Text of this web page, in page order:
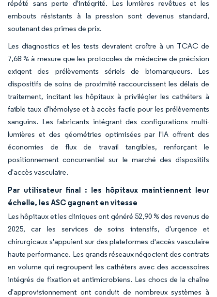
répété sans perte d'intégrité. Les lumières revêtues et les
embouts résistants à la pression sont devenus standard,
soutenant des primes de prix.
Les diagnostics et les tests devraient croître à un TCAC de
7,68 % à mesure que les protocoles de médecine de précision
exigent des prélèvements sériels de biomarqueurs. Les
dispositifs de soins de proximité raccourcissent les délais de
traitement, incitant les hôpitaux à privilégier les cathéters à
faible taux d'hémolyse et à accès facile pour les prélèvements
sanguins. Les fabricants intégrant des configurations multi-
lumières et des géométries optimisées par l'IA offrent des
économies de flux de travail tangibles, renforçant le
positionnement concurrentiel sur le marché des dispositifs
d'accès vasculaire.
Par utilisateur final : les hôpitaux maintiennent leur
échelle, les ASC gagnent en vitesse
Les hôpitaux et les cliniques ont généré 52,90 % des revenus de
2025, car les services de soins intensifs, d'urgence et
chirurgicaux s'appuient sur des plateformes d'accès vasculaire
haute performance. Les grands réseaux négocient des contrats
en volume qui regroupent les cathéters avec des accessoires
intégrés de fixation et antimicrobiens. Les chocs de la chaîne
d'approvisionnement ont conduit de nombreux systèmes à